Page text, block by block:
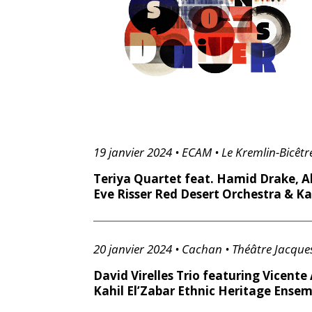
19 janvier 2024 • ECAM • Le Kremlin-
Teriya Quartet feat. Hamid Drake,
Eve Risser Red Desert Orchestra &
20 janvier 2024 • Cachan • Théâtre
David Virelles Trio featuring Vicente
Kahil El’Zabar Ethnic Heritage